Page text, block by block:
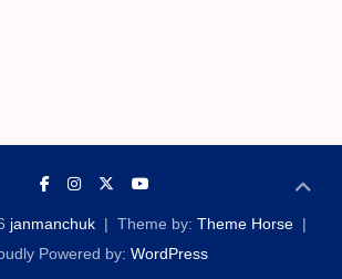
janmanchuk Theme by: Theme Horse
Powered by: WordPress